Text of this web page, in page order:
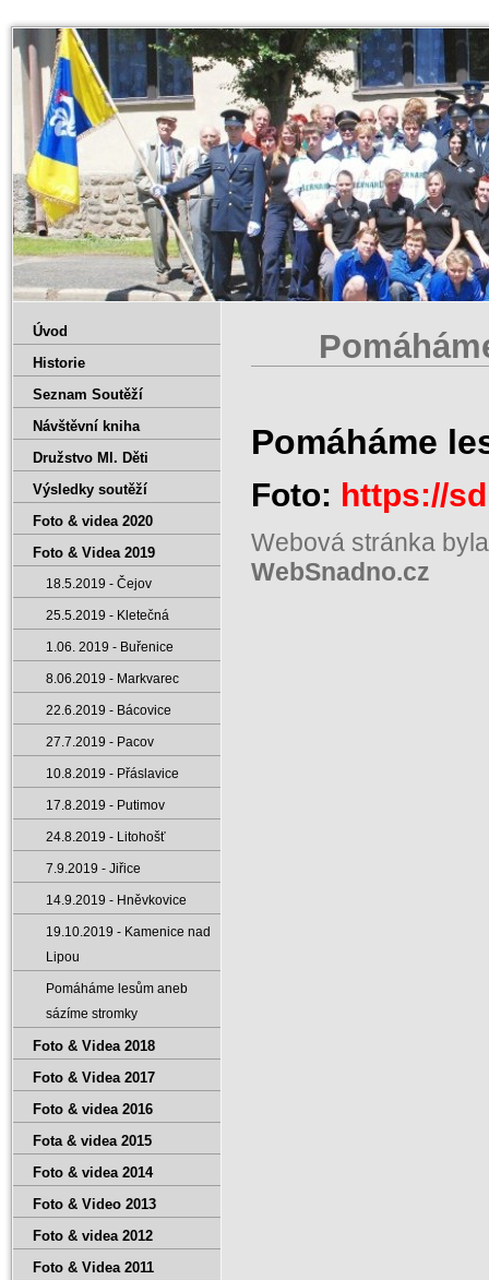
Pomáháme
Foto: https://
Webová stránka
WebSnadno.cz
Úvod
Historie
Seznam Soutěží
Návštěvní kniha
Družstvo Ml. Děti
Výsledky soutěží
Foto & videa 2020
Foto & Videa 2019
18.5.2019 - Čejov
25.5.2019 - Kletečná
1.06. 2019 - Buřenice
8.06.2019 - Markvarec
22.6.2019 - Bácovice
27.7.2019 - Pacov
10.8.2019 - Přáslavice
17.8.2019 - Putimov
24.8.2019 - Litohošť
7.9.2019 - Jiřice
14.9.2019 - Hněvkovice
19.10.2019 - Kamenice nad
Lipou
Pomáháme lesům aneb
sázíme stromky
Foto & Videa 2018
Foto & Videa 2017
Foto & videa 2016
Fota & videa 2015
Foto & videa 2014
Foto & Video 2013
Foto & videa 2012
Foto & Videa 2011